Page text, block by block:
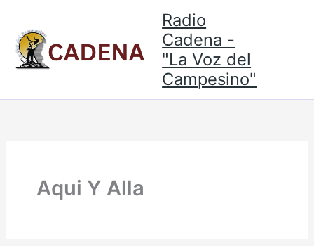
content
Radio
Cadena -
"La Voz del
Campesino"
Aqui Y Alla